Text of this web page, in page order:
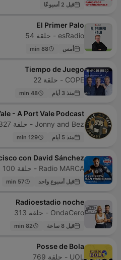
قبل 2 أسبوعًا
El Primer Palo
esRadio - حلقة 54
أمس 88 min
Tiempo de Juego
COPE - حلقة 22
منذ 3 أيام 48 min
- A Port Vale Podcast!
Jonny and Bez - حلقة 327
منذ 5 أيام 129 min
con David Sánchez
Radio MARCA - حلقة 100
قبل أسبوع واحد 57 min
Radioestadio noche
OndaCero - حلقة 313
قبل 8 ساعة 82 min
Posse de Bola
UOL - حلقة 769